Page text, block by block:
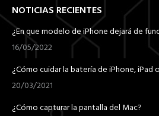
NOTICIAS RECIENTES
¿En que modelo de iPhone dejará de
16/05/2022
¿Cómo cuidar la batería de iPhone, iPad
20/03/2021
¿Cómo capturar la pantalla del Mac?